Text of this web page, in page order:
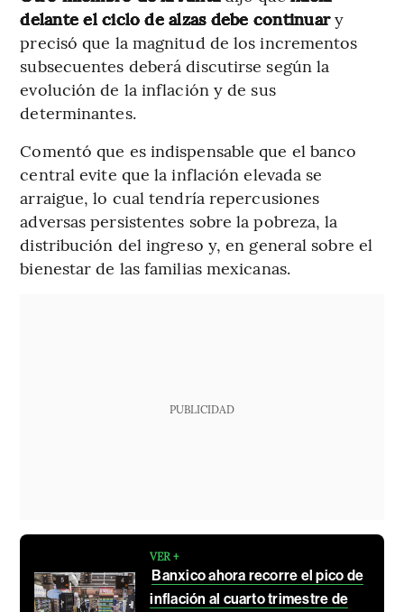
delante el ciclo de alzas debe continuary
precisó que la magnitud de los incrementos
subsecuentes deberá discutirse según la
evolución de la inflación y de sus
determinantes.
Comentó que es indispensable que el banco
central evite que la inflación elevada se
arraigue, lo cual tendría repercusiones
adversas persistentes sobre la pobreza, la
distribución del ingreso y, en general sobre el
bienestar de las familias mexicanas.
PUBLICIDAD
VER +
Banxico ahora recorre el pico de
inflación al cuarto trimestre de